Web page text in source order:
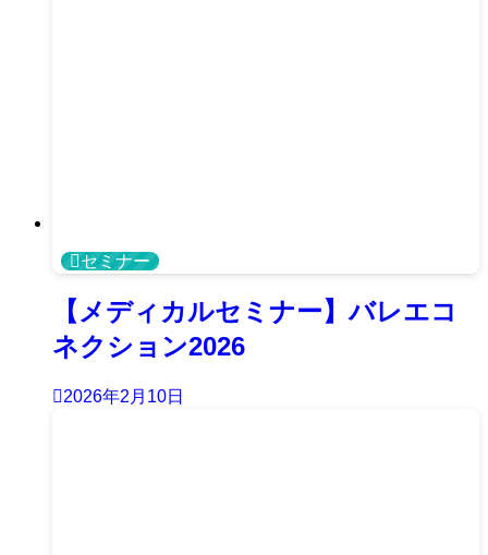
セミナー
【メディカルセミナー】バレエコ
ネクション2026
2026年2月10日